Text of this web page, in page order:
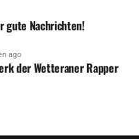
gute Nachrichten!
ago
der Wetteraner Rapper